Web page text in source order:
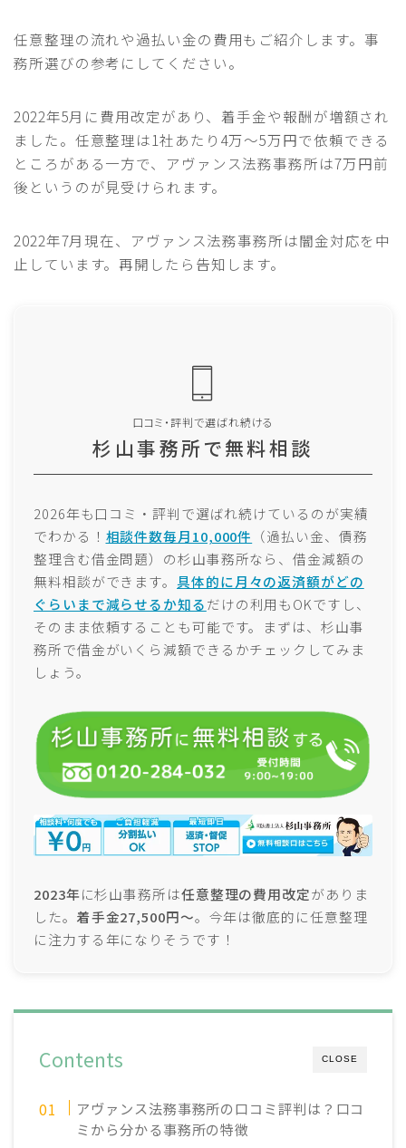
任意整理の流れや過払い金の費用もご紹介します。事
務所選びの参考にしてください。
2022年5月に費用改定があり、着手金や報酬が増額され
ました。任意整理は1社あたり4万～5万円で依頼できる
ところがある一方で、アヴァンス法務事務所は7万円前
後というのが見受けられます。
2022年7月現在、アヴァンス法務事務所は闇金対応を中
止しています。再開したら告知します。
口コミ・評判で選ばれ続ける
杉山事務所で無料相談
2026年も口コミ・評判で選ばれ続けているのが実績
でわかる！ 相談件数毎月10,000件 （過払い金、債務
整理含む借金問題）の杉山事務所なら、借金減額の
無料相談ができます。 具体的に月々の返済額がどの
ぐらいまで減らせるか知るだけの利用もOKですし、
そのまま依頼することも可能です。まずは、杉山事
務所で借金がいくら減額できるかチェックしてみま
しょう。
2023年に杉山事務所は任意整理の費用改定がありま
した。 着手金27,500円～。今年は徹底的に任意整理
に注力する年になりそうです！
CLOSE
Contents
アヴァンス法務事務所の口コミ評判は？口コ
ミから分かる事務所の特徴